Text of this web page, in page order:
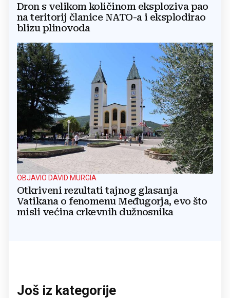
Dron s velikom količinom eksploziva pao
na teritorij članice NATO-a i eksplodirao
blizu plinovoda
OBJAVIO DAVID MURGIA
Otkriveni rezultati tajnog glasanja
Vatikana o fenomenu Međugorja, evo što
misli većina crkevnih dužnosnika
Još iz kategorije